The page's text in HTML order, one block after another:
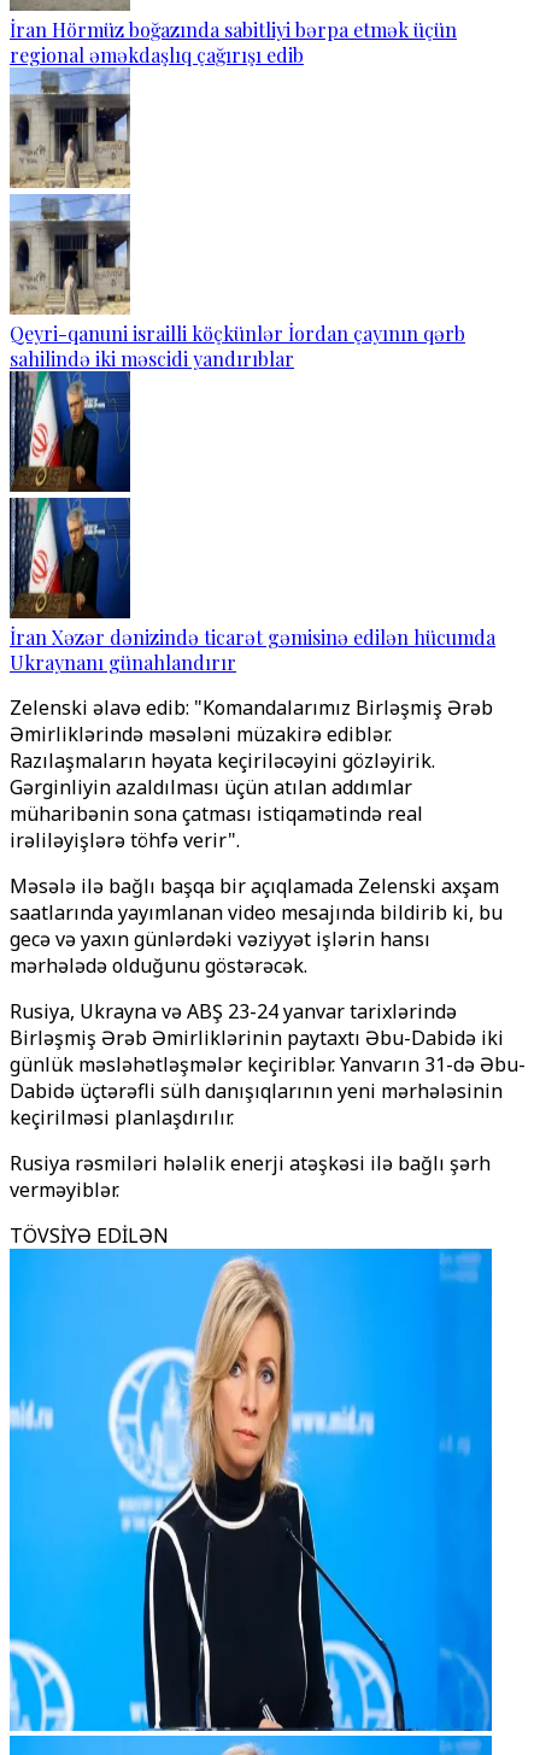
İran Hörmüz boğazında sabitliyi bərpa etmək üçün
regional əməkdaşlıq çağırışı edib
Qeyri-qanuni israilli köçkünlər İordan çayının qərb
sahilində iki məscidi yandırıblar
İran Xəzər dənizində ticarət gəmisinə edilən hücumda
Ukraynanı günahlandırır
Zelenski əlavə edib: "Komandalarımız Birləşmiş Ərəb
Əmirliklərində məsələni müzakirə ediblər.
Razılaşmaların həyata keçiriləcəyini gözləyirik.
Gərginliyin azaldılması üçün atılan addımlar
müharibənin sona çatması istiqamətində real
irəliləyişlərə töhfə verir".
Məsələ ilə bağlı başqa bir açıqlamada Zelenski axşam
saatlarında yayımlanan video mesajında ​​bildirib ki, bu
gecə və yaxın günlərdəki vəziyyət işlərin hansı
mərhələdə olduğunu göstərəcək.
Rusiya, Ukrayna və ABŞ 23-24 yanvar tarixlərində
Birləşmiş Ərəb Əmirliklərinin paytaxtı Əbu-Dabidə iki
günlük məsləhətləşmələr keçiriblər. Yanvarın 31-də Əbu-
Dabidə üçtərəfli sülh danışıqlarının yeni mərhələsinin
keçirilməsi planlaşdırılır.
Rusiya rəsmiləri hələlik enerji atəşkəsi ilə bağlı şərh
verməyiblər.
TÖVSİYƏ EDİLƏN